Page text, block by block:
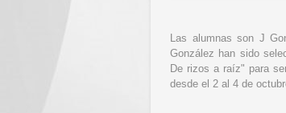
Las alumnas son J
González han sido
De rizos a raíz" para
desde el 2 al 4 de